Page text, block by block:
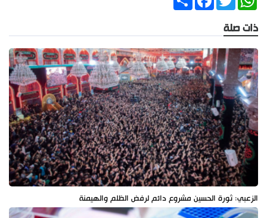
ذات صلة
الزعبي: ثورة الحسين مشروع دائم لرفض الظلم والهيمنة